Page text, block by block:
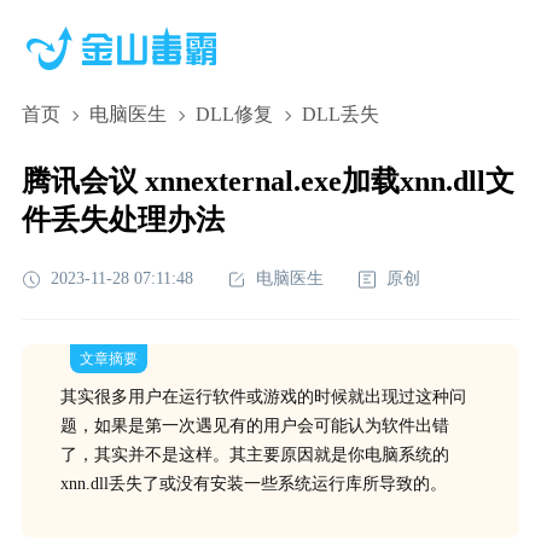
首页 电脑医生 DLL修复 DLL丢失
腾讯会议 xnnexternal.exe加载xnn.dll文
件丢失处理办法
2023-11-28 07:11:48 电脑医生 原创
文章摘要
其实很多用户在运行软件或游戏的时候就出现过这种问
题，如果是第一次遇见有的用户会可能认为软件出错
了，其实并不是这样。其主要原因就是你电脑系统的
xnn.dll丢失了或没有安装一些系统运行库所导致的。